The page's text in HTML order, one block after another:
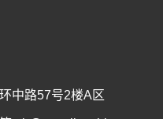
中路57号2楼A区